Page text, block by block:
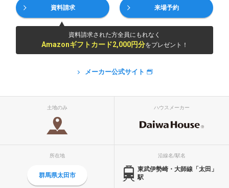
資料請求 来場予約
資料請求された方全員にもれなく
Amazonギフトカード2,000円分をプレゼント！
メーカー公式サイト
土地のみ ハウスメーカー
所在地
群馬県太田市
沿線名/駅名
東武伊勢崎・大師線「太田」
駅